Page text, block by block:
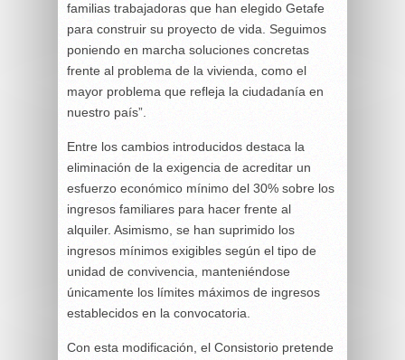
familias trabajadoras que han elegido Getafe
para construir su proyecto de vida. Seguimos
poniendo en marcha soluciones concretas
frente al problema de la vivienda, como el
mayor problema que refleja la ciudadanía en
nuestro país”.
Entre los cambios introducidos destaca la
eliminación de la exigencia de acreditar un
esfuerzo económico mínimo del 30% sobre los
ingresos familiares para hacer frente al
alquiler. Asimismo, se han suprimido los
ingresos mínimos exigibles según el tipo de
unidad de convivencia, manteniéndose
únicamente los límites máximos de ingresos
establecidos en la convocatoria.
Con esta modificación, el Consistorio pretende